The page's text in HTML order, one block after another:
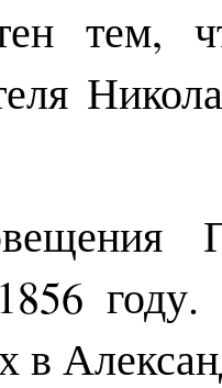
тем,
в